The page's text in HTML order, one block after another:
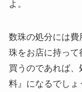
よ。
数珠の処分には
珠をお店に持って
買うのであれば
料』になるでしょ